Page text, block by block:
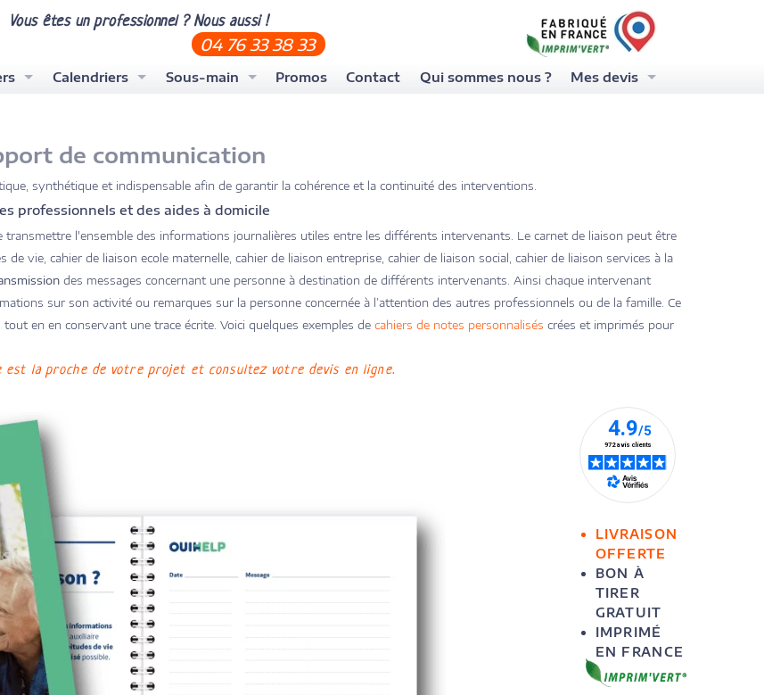
Vous êtes un professionnel ? Nous aussi !
04 76 33 38 33
Calendriers
Calendrier ambulanciers
calendrier pompiers
Sous-main
Sous-main clavier illustré
Promos Contact Qui sommes nous ?
Mes devis
de communication
synthétique et indispensable afin de garantir la cohérence et la continuité des interventions.
professionnels et des aides à domicile
l'ensemble des informations journalières utiles entre les différents intervenants. Le carnet de liaison peut être
vie, cahier de liaison ecole maternelle, cahier de liaison entreprise, cahier de liaison social, cahier de liaison services à la
des messages concernant une personne à destination de différents intervenants. Ainsi chaque intervenant
sur son activité ou remarques sur la personne concernée à l’attention des autres professionnels ou de la famille. Ce
en en conservant une trace écrite. Voici quelques exemples de cahiers de notes personnalisés crées et imprimés pour
est la proche de votre projet et consultez votre devis en ligne.
LIVRAISON
OFFERTE
BON À
TIRER
GRATUIT
IMPRIMÉ
EN FRANCE